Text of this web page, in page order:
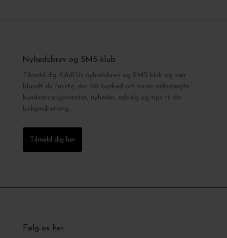
Nyhedsbrev og SMS-klub
Tilmeld dig KAiKUs nyhedsbrev og SMS klub og vær
blandt de første, der får besked om vores velbesøgte
kundearrangementer, nyheder, udsalg og tips til din
boligindretning.
Tilmeld dig her
Følg os her